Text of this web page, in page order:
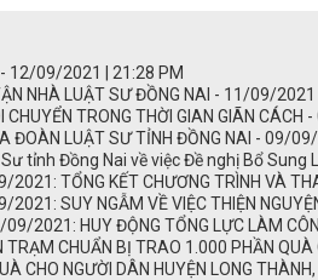
12/09/2021 | 21:28 PM
NHÀ LUẬT SƯ ĐỒNG NAI - 11/09/
CHUYỂN TRONG THỜI GIAN GIÃN
ĐOÀN LUẬT SƯ TỈNH ĐỒNG NAI - 09/
tỉnh Đồng Nai về việc Đề nghị Bổ
2021: TỔNG KẾT CHƯƠNG TRÌNH VÀ
2021: SUY NGẪM VỀ VIỆC THIỆN
09/2021: HUY ĐỘNG TỔNG LỰC LÀM
CHUẨN BỊ TRAO 1.000 PHẦN
CHO NGƯỜI DÂN HUYỆN LONG